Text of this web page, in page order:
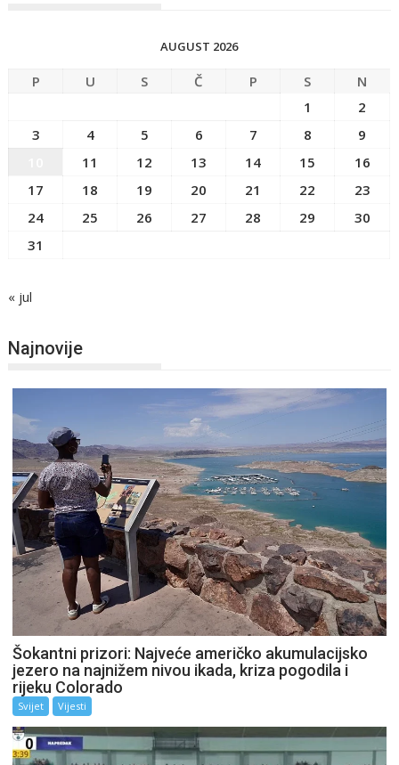
AUGUST 2026
P U S Č P S
N
1
2
3
4 5 6 7 8
9
11 12 13 14 15
16
17
18 19 20 21 22
23
24
25 26 27 28 29
30
31
« jul
Najnovije
Šokantni prizori: Najveće američko akumulacijsko
jezero na najnižem nivou ikada, kriza pogodila i
rijeku Colorado
Svijet Vijesti